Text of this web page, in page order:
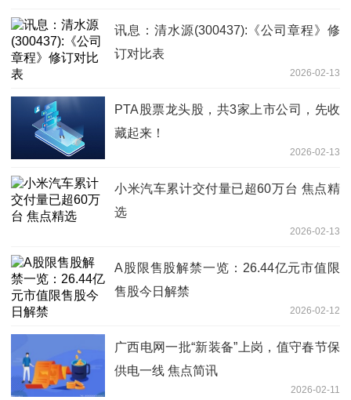
讯息：清水源(300437):《公司章程》修
订对比表
2026-02-13
PTA股票龙头股，共3家上市公司，先收
藏起来！
2026-02-13
小米汽车累计交付量已超60万台 焦点精
选
2026-02-13
A股限售股解禁一览：26.44亿元市值限
售股今日解禁
2026-02-12
广西电网一批“新装备”上岗，值守春节保
供电一线 焦点简讯
2026-02-11